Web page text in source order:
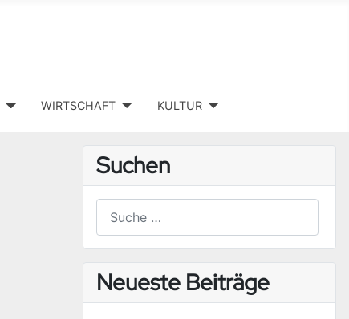
WIRTSCHAFT KULTUR
Suchen
Neueste Beiträge